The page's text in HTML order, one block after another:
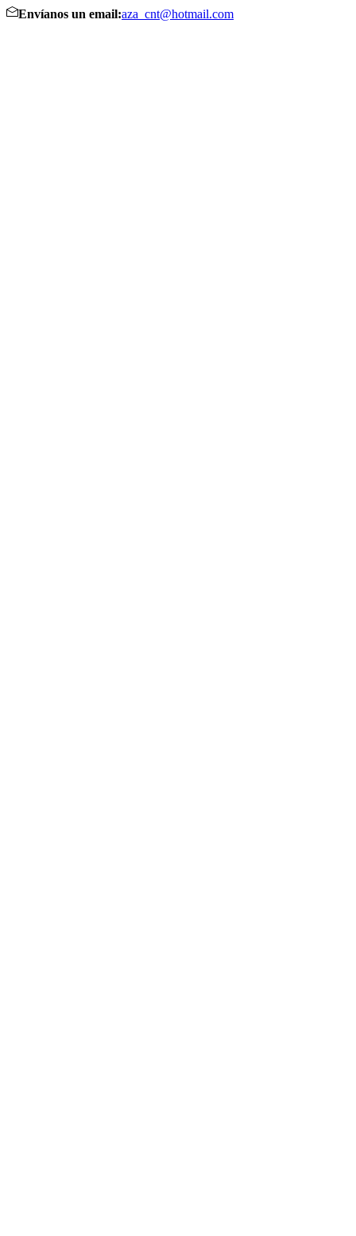
Envíanos un email:aza_cnt@hotmail.com